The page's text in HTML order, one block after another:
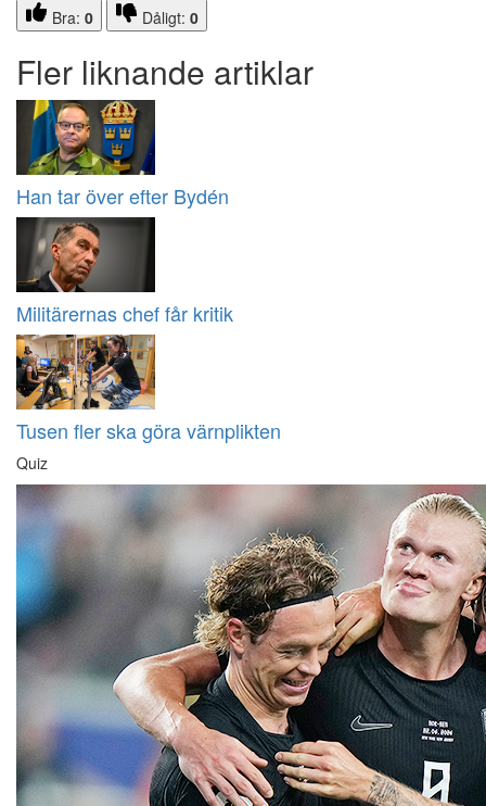
Bra: 0 Dåligt: 0
Fler liknande artiklar
Han tar över efter Bydén
Militärernas chef får kritik
Tusen fler ska göra värnplikten
Quiz